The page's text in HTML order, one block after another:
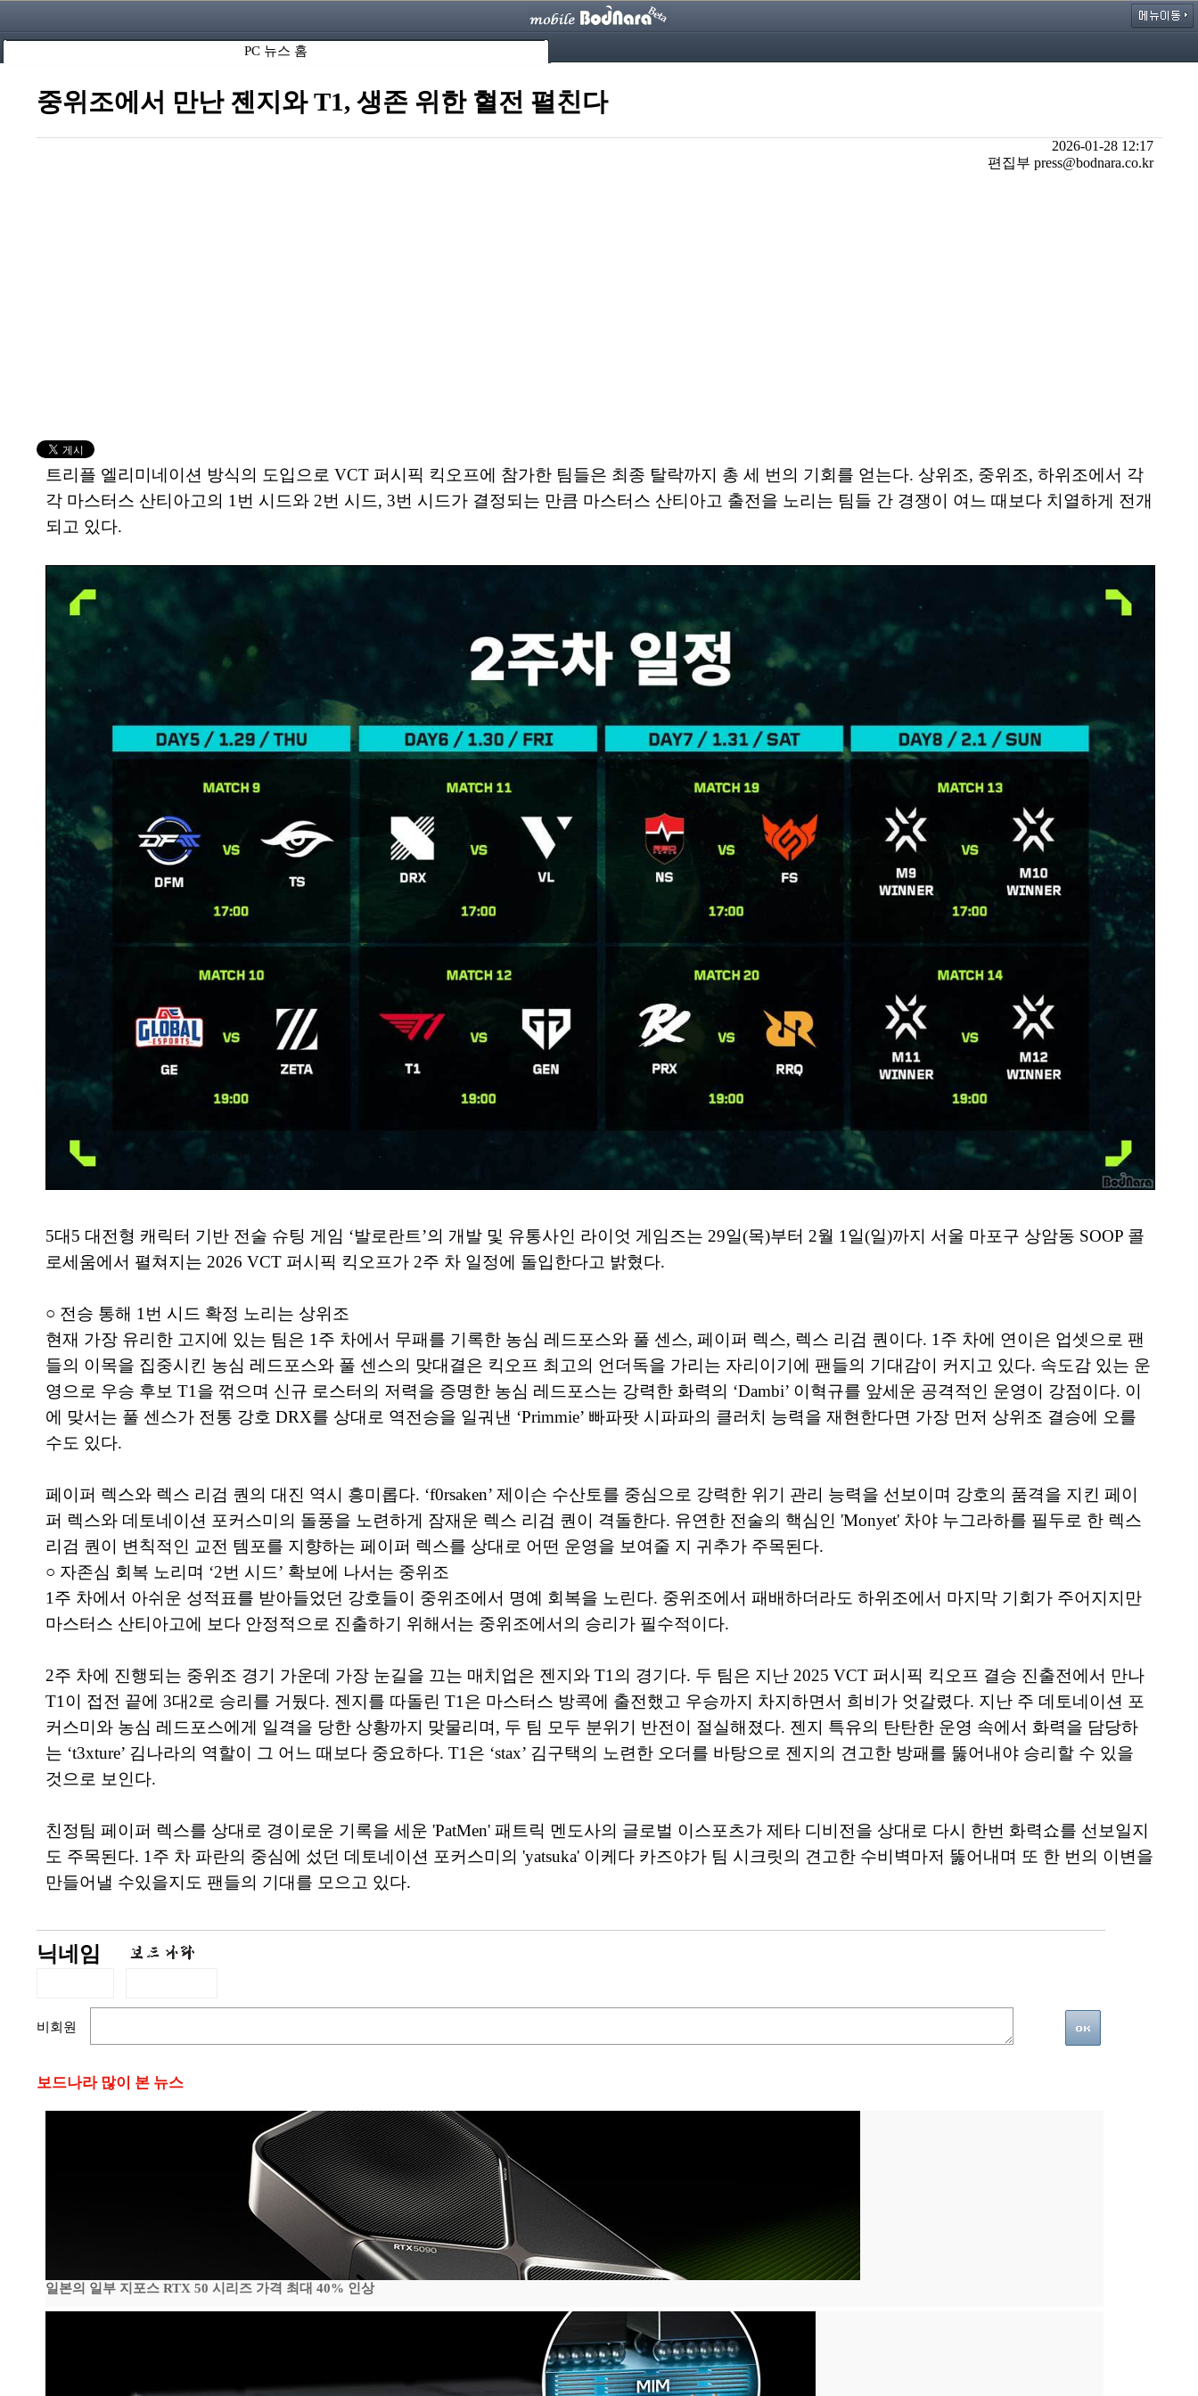
PC 뉴스 홈
중위조에서 만난 젠지와 T1, 생존 위한 혈전 펼친다
2026-01-28 12:17
편집부 press@bodnara.co.kr
트리플 엘리미네이션 방식의 도입으로 VCT 퍼시픽 킥오프에 참가한 팀들은 최종 탈락까지 총 세 번의 기회를 얻는다. 상위조, 중위조, 하위조에서 각
각 마스터스 산티아고의 1번 시드와 2번 시드, 3번 시드가 결정되는 만큼 마스터스 산티아고 출전을 노리는 팀들 간 경쟁이 여느 때보다 치열하게 전개
되고 있다.
5대5 대전형 캐릭터 기반 전술 슈팅 게임 ‘발로란트’의 개발 및 유통사인 라이엇 게임즈는 29일(목)부터 2월 1일(일)까지 서울 마포구 상암동 SOOP 콜
로세움에서 펼쳐지는 2026 VCT 퍼시픽 킥오프가 2주 차 일정에 돌입한다고 밝혔다.
○ 전승 통해 1번 시드 확정 노리는 상위조
현재 가장 유리한 고지에 있는 팀은 1주 차에서 무패를 기록한 농심 레드포스와 풀 센스, 페이퍼 렉스, 렉스 리검 퀀이다. 1주 차에 연이은 업셋으로 팬
들의 이목을 집중시킨 농심 레드포스와 풀 센스의 맞대결은 킥오프 최고의 언더독을 가리는 자리이기에 팬들의 기대감이 커지고 있다. 속도감 있는 운
영으로 우승 후보 T1을 꺾으며 신규 로스터의 저력을 증명한 농심 레드포스는 강력한 화력의 ‘Dambi’ 이혁규를 앞세운 공격적인 운영이 강점이다. 이
에 맞서는 풀 센스가 전통 강호 DRX를 상대로 역전승을 일궈낸 ‘Primmie’ 빠파팟 시파파의 클러치 능력을 재현한다면 가장 먼저 상위조 결승에 오를
수도 있다.
페이퍼 렉스와 렉스 리검 퀀의 대진 역시 흥미롭다. ‘f0rsaken’ 제이슨 수산토를 중심으로 강력한 위기 관리 능력을 선보이며 강호의 품격을 지킨 페이
퍼 렉스와 데토네이션 포커스미의 돌풍을 노련하게 잠재운 렉스 리검 퀀이 격돌한다. 유연한 전술의 핵심인 'Monyet' 차야 누그라하를 필두로 한 렉스
리검 퀀이 변칙적인 교전 템포를 지향하는 페이퍼 렉스를 상대로 어떤 운영을 보여줄 지 귀추가 주목된다.
○ 자존심 회복 노리며 ‘2번 시드’ 확보에 나서는 중위조
1주 차에서 아쉬운 성적표를 받아들었던 강호들이 중위조에서 명예 회복을 노린다. 중위조에서 패배하더라도 하위조에서 마지막 기회가 주어지지만
마스터스 산티아고에 보다 안정적으로 진출하기 위해서는 중위조에서의 승리가 필수적이다.
2주 차에 진행되는 중위조 경기 가운데 가장 눈길을 끄는 매치업은 젠지와 T1의 경기다. 두 팀은 지난 2025 VCT 퍼시픽 킥오프 결승 진출전에서 만나
T1이 접전 끝에 3대2로 승리를 거뒀다. 젠지를 따돌린 T1은 마스터스 방콕에 출전했고 우승까지 차지하면서 희비가 엇갈렸다. 지난 주 데토네이션 포
커스미와 농심 레드포스에게 일격을 당한 상황까지 맞물리며, 두 팀 모두 분위기 반전이 절실해졌다. 젠지 특유의 탄탄한 운영 속에서 화력을 담당하
는 ‘t3xture’ 김나라의 역할이 그 어느 때보다 중요하다. T1은 ‘stax’ 김구택의 노련한 오더를 바탕으로 젠지의 견고한 방패를 뚫어내야 승리할 수 있을
것으로 보인다.
친정팀 페이퍼 렉스를 상대로 경이로운 기록을 세운 'PatMen' 패트릭 멘도사의 글로벌 이스포츠가 제타 디비전을 상대로 다시 한번 화력쇼를 선보일지
도 주목된다. 1주 차 파란의 중심에 섰던 데토네이션 포커스미의 'yatsuka' 이케다 카즈야가 팀 시크릿의 견고한 수비벽마저 뚫어내며 또 한 번의 이변을
만들어낼 수있을지도 팬들의 기대를 모으고 있다.
닉네임
비회원
보드나라 많이 본 뉴스
일본의 일부 지포스 RTX 50 시리즈 가격 최대 40% 인상